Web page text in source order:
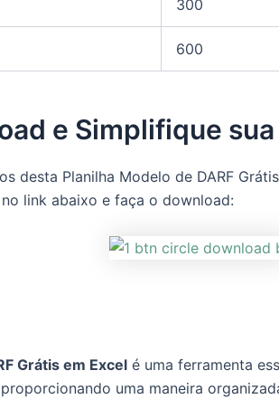
300
600
e Simplifique
desta Planilha Modelo de DARF
link abaixo e faça o download:
Grátis em Excel é uma ferramenta
uma maneira